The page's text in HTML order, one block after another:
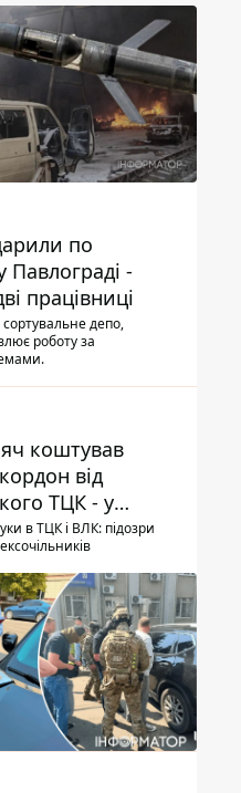
по
Павлограді -
працівниці
депо,
роботу за
коштував
від
ТЦК - у
перші підозри
колишніх
в ТЦК і ВЛК: підозри